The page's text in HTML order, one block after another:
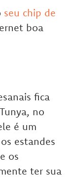
seu chip de
boa
fica
no
é um
estandes
os
ter sua